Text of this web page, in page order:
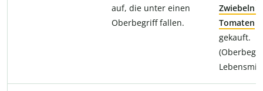
auf, die unter einen
Oberbegriff fallen.
Zwiebeln
Tomaten
gekauft.